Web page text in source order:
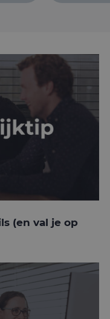
(en val je op